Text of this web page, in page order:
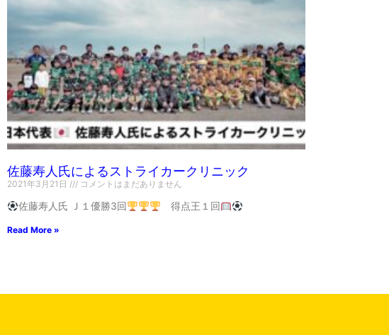
佐藤寿人氏によるストライカークリニック
2021年3月21日 コメントはまだありません
佐藤寿人氏 Ｊ１優勝3回 得点王１回
Read More »